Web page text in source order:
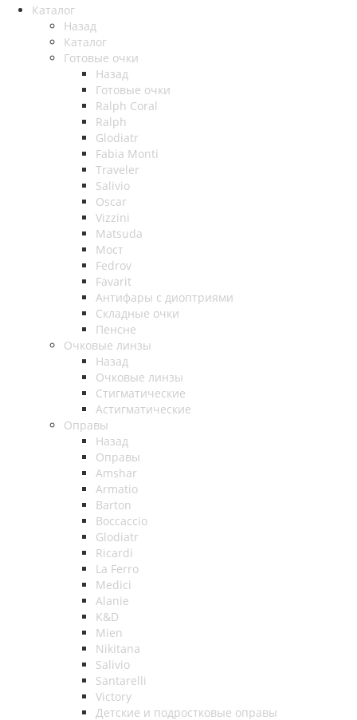
Каталог
Назад
Каталог
Готовые очки
Назад
Готовые очки
Ralph Coral
Ralph
Glodiatr
Fabia Monti
Traveler
Salivio
Oscar
Vizzini
Matsuda
Мост
Fedrov
Favarit
Антифары с диоптриями
Складные очки
Пенсне
Очковые линзы
Назад
Очковые линзы
Стигматические
Астигматические
Оправы
Назад
Оправы
Amshar
Armatio
Barton
Boccaccio
Glodiatr
Ricardi
La Ferro
Medici
Alanie
K&D
Mien
Nikitana
Salivio
Santarelli
Victory
Детские и подростковые оправы